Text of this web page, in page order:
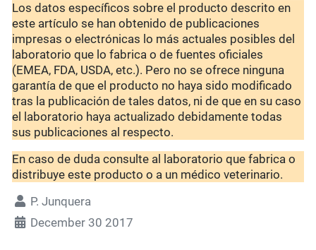
Los datos específicos sobre el producto descrito en
este artículo se han obtenido de publicaciones
impresas o electrónicas lo más actuales posibles del
laboratorio que lo fabrica o de fuentes oficiales
(EMEA, FDA, USDA, etc.). Pero no se ofrece ninguna
garantía de que el producto no haya sido modificado
tras la publicación de tales datos, ni de que en su caso
el laboratorio haya actualizado debidamente todas
sus publicaciones al respecto.
En caso de duda consulte al laboratorio que fabrica o
distribuye este producto o a un médico veterinario.
P. Junquera
December 30 2017